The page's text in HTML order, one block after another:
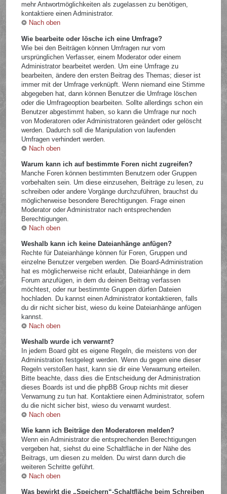
mehr Antwortmöglichkeiten als zugelassen zu benötigen,
kontaktiere einen Administrator.
Nach oben
Wie bearbeite oder lösche ich eine Umfrage?
Wie bei den Beiträgen können Umfragen nur vom
ursprünglichen Verfasser, einem Moderator oder einem
Administrator bearbeitet werden. Um eine Umfrage zu
bearbeiten, ändere den ersten Beitrag des Themas; dieser ist
immer mit der Umfrage verknüpft. Wenn niemand eine Stimme
abgegeben hat, dann können Benutzer die Umfrage löschen
oder die Umfrageoption bearbeiten. Sollte allerdings schon ein
Benutzer abgestimmt haben, so kann die Umfrage nur noch
von Moderatoren oder Administratoren geändert oder gelöscht
werden. Dadurch soll die Manipulation von laufenden
Umfragen verhindert werden.
Nach oben
Warum kann ich auf bestimmte Foren nicht zugreifen?
Manche Foren können bestimmten Benutzern oder Gruppen
vorbehalten sein. Um diese einzusehen, Beiträge zu lesen, zu
schreiben oder andere Vorgänge durchzuführen, brauchst du
möglicherweise besondere Berechtigungen. Frage einen
Moderator oder Administrator nach entsprechenden
Berechtigungen.
Nach oben
Weshalb kann ich keine Dateianhänge anfügen?
Rechte für Dateianhänge können für Foren, Gruppen und
einzelne Benutzer vergeben werden. Die Board-Administration
hat es möglicherweise nicht erlaubt, Dateianhänge in dem
Forum anzufügen, in dem du deinen Beitrag verfassen
möchtest, oder nur bestimmte Gruppen dürfen Dateien
hochladen. Du kannst einen Administrator kontaktieren, falls
du dir nicht sicher bist, wieso du keine Dateianhänge anfügen
kannst.
Nach oben
Weshalb wurde ich verwarnt?
In jedem Board gibt es eigene Regeln, die meistens von der
Administration festgelegt werden. Wenn du gegen eine dieser
Regeln verstoßen hast, kann sie dir eine Verwarnung erteilen.
Bitte beachte, dass dies die Entscheidung der Administration
dieses Boards ist und die phpBB Group nichts mit dieser
Verwarnung zu tun hat. Kontaktiere einen Administrator, sofern
du die nicht sicher bist, wieso du verwarnt wurdest.
Nach oben
Wie kann ich Beiträge den Moderatoren melden?
Wenn ein Administrator die entsprechenden Berechtigungen
vergeben hat, siehst du eine Schaltfläche in der Nähe des
Beitrags, um diesen zu melden. Du wirst dann durch die
weiteren Schritte geführt.
Nach oben
Was bewirkt die „Speichern“-Schaltfläche beim Schreiben